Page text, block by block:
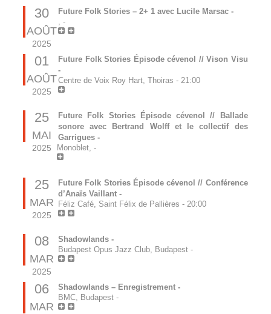
30
AOÛT
2025
Future Folk Stories – 2+ 1 avec Lucile Marsac -
, -
01
AOÛT
2025
Future Folk Stories Épisode cévenol // Vison Visu
-
Centre de Voix Roy Hart, Thoiras - 21:00
25
MAI
2025
Future Folk Stories Épisode cévenol // Ballade
sonore avec Bertrand Wolff et le collectif des
Garrigues -
Monoblet, -
25
MAR
2025
Future Folk Stories Épisode cévenol // Conférence
d’Anaïs Vaillant -
Féliz Café, Saint Félix de Pallières - 20:00
08
MAR
2025
Shadowlands -
Budapest Opus Jazz Club, Budapest -
06
MAR
Shadowlands – Enregistrement -
BMC, Budapest -